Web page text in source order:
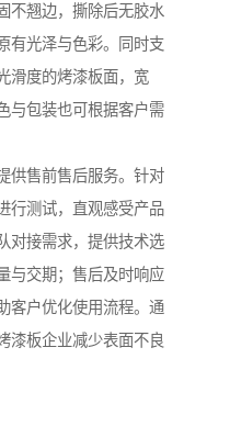
不翘边，撕除后无胶水
有光泽与色彩。同时支
滑度的烤漆板面，宽
与包装也可根据客户需
供售前售后服务。针对
行测试，直观感受产品
对接需求，提供技术选
与交期；售后及时响应
客户优化使用流程。通
漆板企业减少表面不良